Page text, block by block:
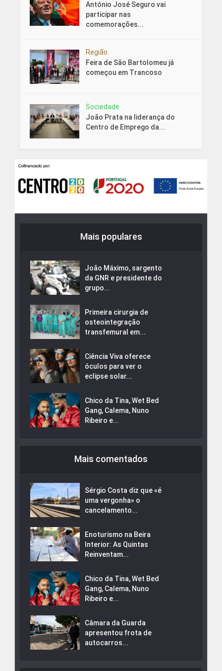
António José Seguro vai
participar nas
comemorações...
Região
Feira de São Bartolomeu já
começou em Trancoso
Sociedade
João Prata na liderança do
Centro de Emprego da...
Mais populares
João Máximo, sargento
da GNR e presidente do
grupo...
Primeira cirurgia de
osteointegração
transfemural em...
Ciência Viva oferece
óculos para ver o
eclipse solar...
Chico da Tina, Wet Bed
Gang, Calema, Nuno
Ribeiro e...
Mais comentados
Sérgio Costa diz que «é
uma vergonha» o
cancelamento...
Enoturismo na Beira
Interior: As Quintas
Reinventam...
Chico da Tina, Wet Bed
Gang, Calema, Nuno
Ribeiro e...
Câmara da Guarda
apresentou frota de
autocarros...